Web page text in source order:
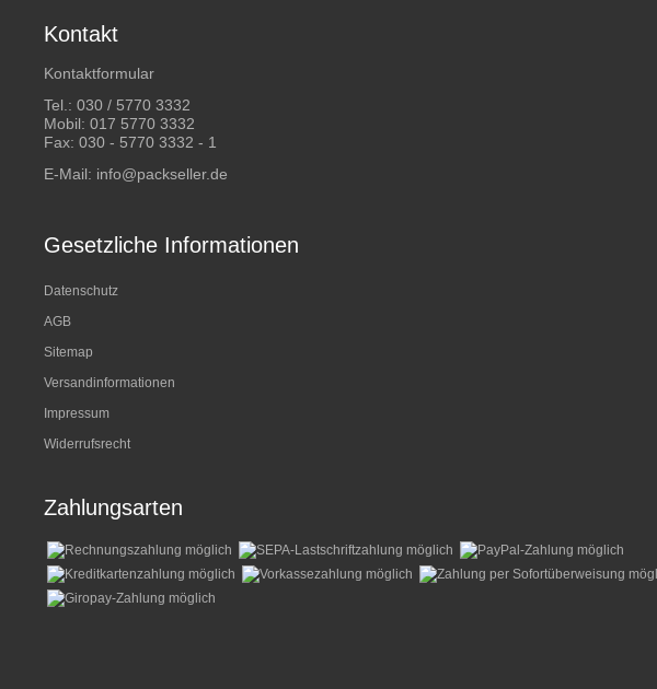
Kontakt
Kontaktformular
Tel.: 030 / 5770 3332
Mobil: 017 5770 3332
Fax: 030 - 5770 3332 - 1
E-Mail: info@packseller.de
Gesetzliche Informationen
Datenschutz
AGB
Sitemap
Versandinformationen
Impressum
Widerrufsrecht
Zahlungsarten